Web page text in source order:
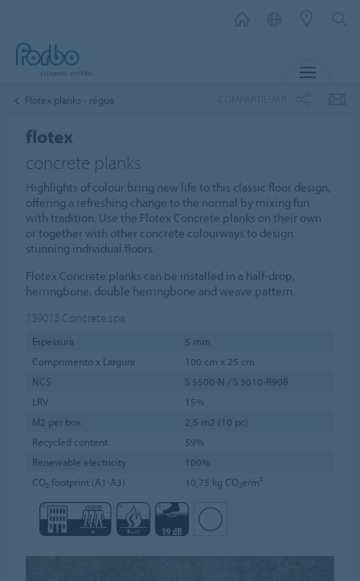
Flotex planks - régua
flotex
concrete planks
Highlights of colour bring new life to this classic floor design,
offering a refreshing change to the normal by mixing fun
with tradition. Use the Flotex Concrete planks on their own
or together with other concrete colourways to design
stunning individual floors.
Flotex Concrete planks can be installed in a half-drop,
herringbone, double herringbone and weave pattern.
139013 Concrete spa
Espessura
5 mm
Comprimento x Largura
100 cm x 25 cm
NCS
S 5500-N / S 3010-R90B
LRV
15%
M2 per box
2,5 m2 (10 pc)
Recycled content
59%
Renewable electricity
100%
CO₂ footprint (A1-A3)
10,75 kg CO₂e/m²